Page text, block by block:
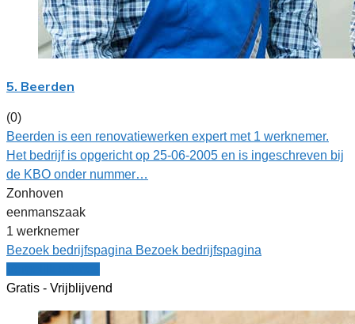
5. Beerden
(0)
Beerden is een renovatiewerken expert met 1 werknemer.
Het bedrijf is opgericht op 25-06-2005 en is ingeschreven bij
de KBO onder nummer…
Zonhoven
eenmanszaak
1 werknemer
Bezoek bedrijfspagina Bezoek bedrijfspagina
Gratis - Vrijblijvend